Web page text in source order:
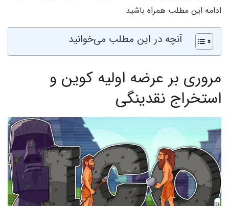
ادامه این مطلب همراه باشید
آنچه در این مطلب می‌خوانید
مروری بر عرضه اولیه کوین و
استخراج نقدینگی